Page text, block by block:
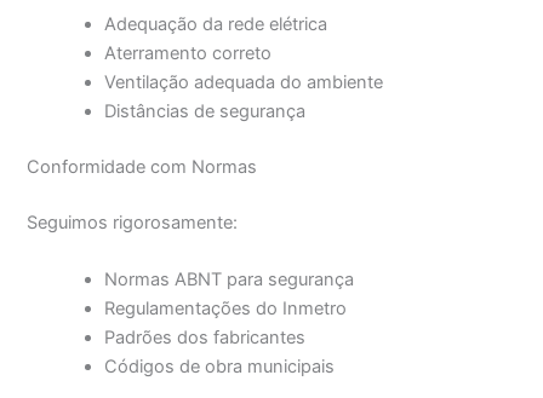
Adequação da rede elétrica
Aterramento correto
Ventilação adequada do ambiente
Distâncias de segurança
Conformidade com Normas
Seguimos rigorosamente:
Normas ABNT para segurança
Regulamentações do Inmetro
Padrões dos fabricantes
Códigos de obra municipais